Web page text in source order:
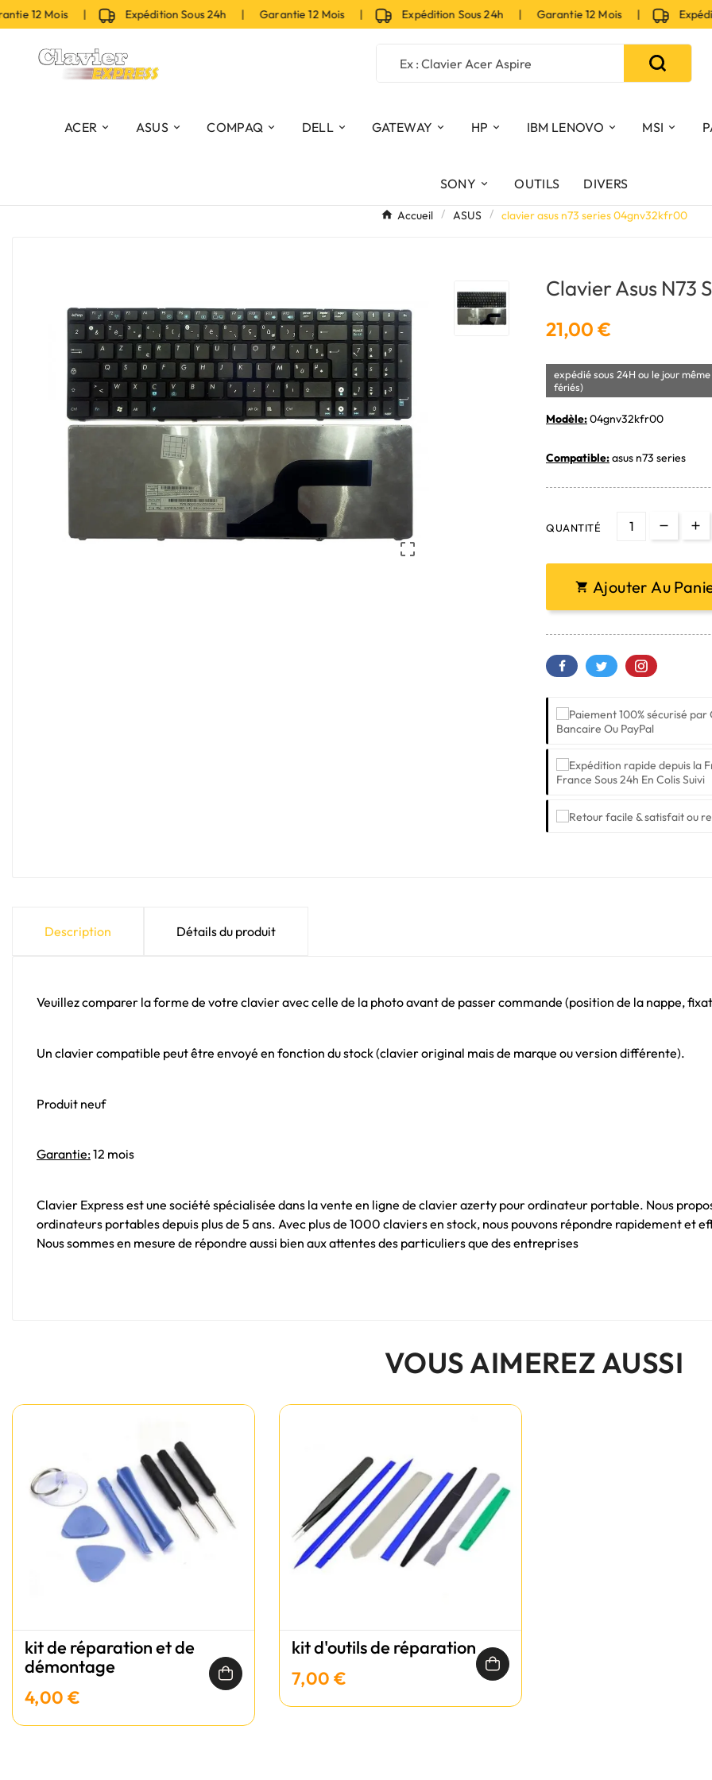
12 Mois | Expédition Sous 24h | Garantie 12 Mois | Expédition Sous 24h | Garantie 12 Mois |
ACER ASUS COMPAQ DELL GATEWAY HP IBM LENOVO MSI
SONY OUTILS DIVERS
Accueil ASUS clavier asus n73 series 04gnv32kfr00

Clavier Asus N73
21,00 €
expédié sous 24H ou le jour
fériés)
Modèle:04gnv32kfr00
Compatible:asus n73 series
QUANTITÉ
 Ajouter Au
Bancaire Ou PayPal
France Sous 24h En Colis Suivi
Description Détails du produit
Veuillez comparer la forme de votre clavier avec celle de la photo avant de passer commande (position de la nappe,
Un clavier compatible peut être envoyé en fonction du stock (clavier original mais de marque ou version différente).
Produit neuf
Garantie:12 mois
Clavier Express est une société spécialisée dans la vente en ligne de clavier azerty pour ordinateur portable. Nous
ordinateurs portables depuis plus de 5 ans. Avec plus de 1000 claviers en stock, nous pouvons répondre rapidement et
Nous sommes en mesure de répondre aussi bien aux attentes des particuliers que des entreprises
VOUS AIMEREZ AUSSI
kit de réparation et de
démontage
4,00 €
kit d'outils de réparation
7,00 €